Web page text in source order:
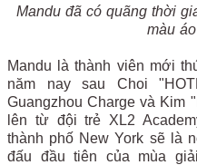
Mandu đã có quãng thời
màu
Mandu là thành viên mới
năm nay sau Choi
Guangzhou Charge và Kim
lên từ đội trẻ XL2
thành phố New York sẽ là
đấu đầu tiên của mùa